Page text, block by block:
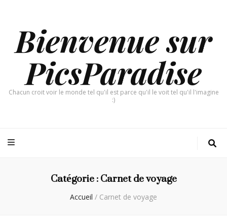
Bienvenue sur
PicsParadise
Chacun croit voir le monde tel qu'il est parce qu'il le voit tel qu'il l'imagine
:)
Catégorie :Carnet de voyage
Accueil / Carnet de voyage